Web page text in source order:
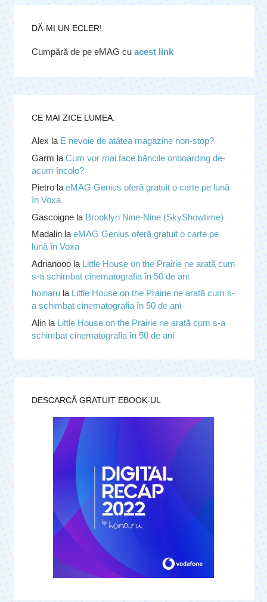
DĂ-MI UN ECLER!
Cumpără de pe eMAG cu acest link
CE MAI ZICE LUMEA.
Alex la E nevoie de atâtea magazine non-stop?
Garm la Cum vor mai face băncile onboarding de-
acum încolo?
Pietrola eMAG Genius oferă gratuit o carte pe lună
în Voxa
Gascoignela Brooklyn Nine-Nine (SkyShowtime)
Madalinla eMAG Genius oferă gratuit o carte pe
lună în Voxa
Adrianooola Little House on the Prairie ne arată cum
s-a schimbat cinematografia în 50 de ani
hoinarula Little House on the Prairie ne arată cum s-
a schimbat cinematografia în 50 de ani
Alinla Little House on the Prairie ne arată cum s-a
schimbat cinematografia în 50 de ani
DESCARCĂ GRATUIT EBOOK-UL